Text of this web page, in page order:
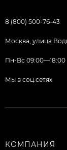
8 (800) 500-76-43
Москва, улица
Пн-Вс 09:00—18:00
Мы в соц.сетях
КОМПАНИЯ